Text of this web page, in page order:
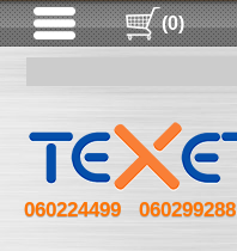
(0)
060224499 060299288